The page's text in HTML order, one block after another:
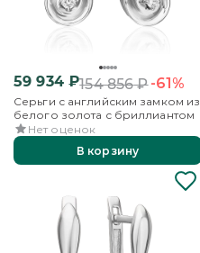
59 934₽154 856₽-61%
Серьги с английским замком из
белого золота с бриллиантом
Нет оценок
В корзину